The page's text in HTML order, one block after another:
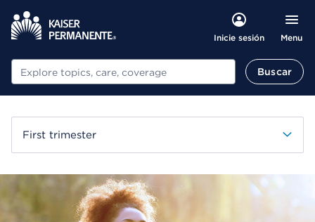
Inicie sesión Menu
Buscar Buscar
First trimester